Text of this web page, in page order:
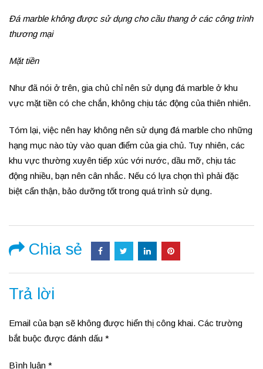
Đá marble không được sử dụng cho cầu thang ở các công trình
thương mại
Mặt tiền
Như đã nói ở trên, gia chủ chỉ nên sử dụng đá marble ở khu
vực mặt tiền có che chắn, không chịu tác động của thiên nhiên.
Tóm lại, việc nên hay không nên sử dụng đá marble cho những
hạng mục nào tùy vào quan điểm của gia chủ. Tuy nhiên, các
khu vực thường xuyên tiếp xúc với nước, dầu mỡ, chịu tác
động nhiều, bạn nên cân nhắc. Nếu có lựa chọn thì phải đặc
biệt cẩn thận, bảo dưỡng tốt trong quá trình sử dụng.
Chia sẻ
Trả lời
Email của bạn sẽ không được hiển thị công khai. Các trường
bắt buộc được đánh dấu *
Bình luận *